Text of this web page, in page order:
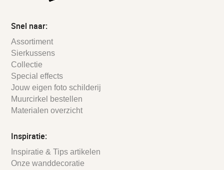
Snel naar:
Assortiment
Sierkussens
Collectie
Special effects
Jouw eigen foto schilderij
Muurcirkel bestellen
Materialen overzicht
Inspiratie:
Inspiratie & Tips artikelen
Onze wanddecoratie